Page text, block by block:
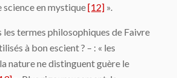
en mystique[12] ».
les termes philosophiques de Faivre
à bon es­cient ? – : « les
nature ne distinguent guère le